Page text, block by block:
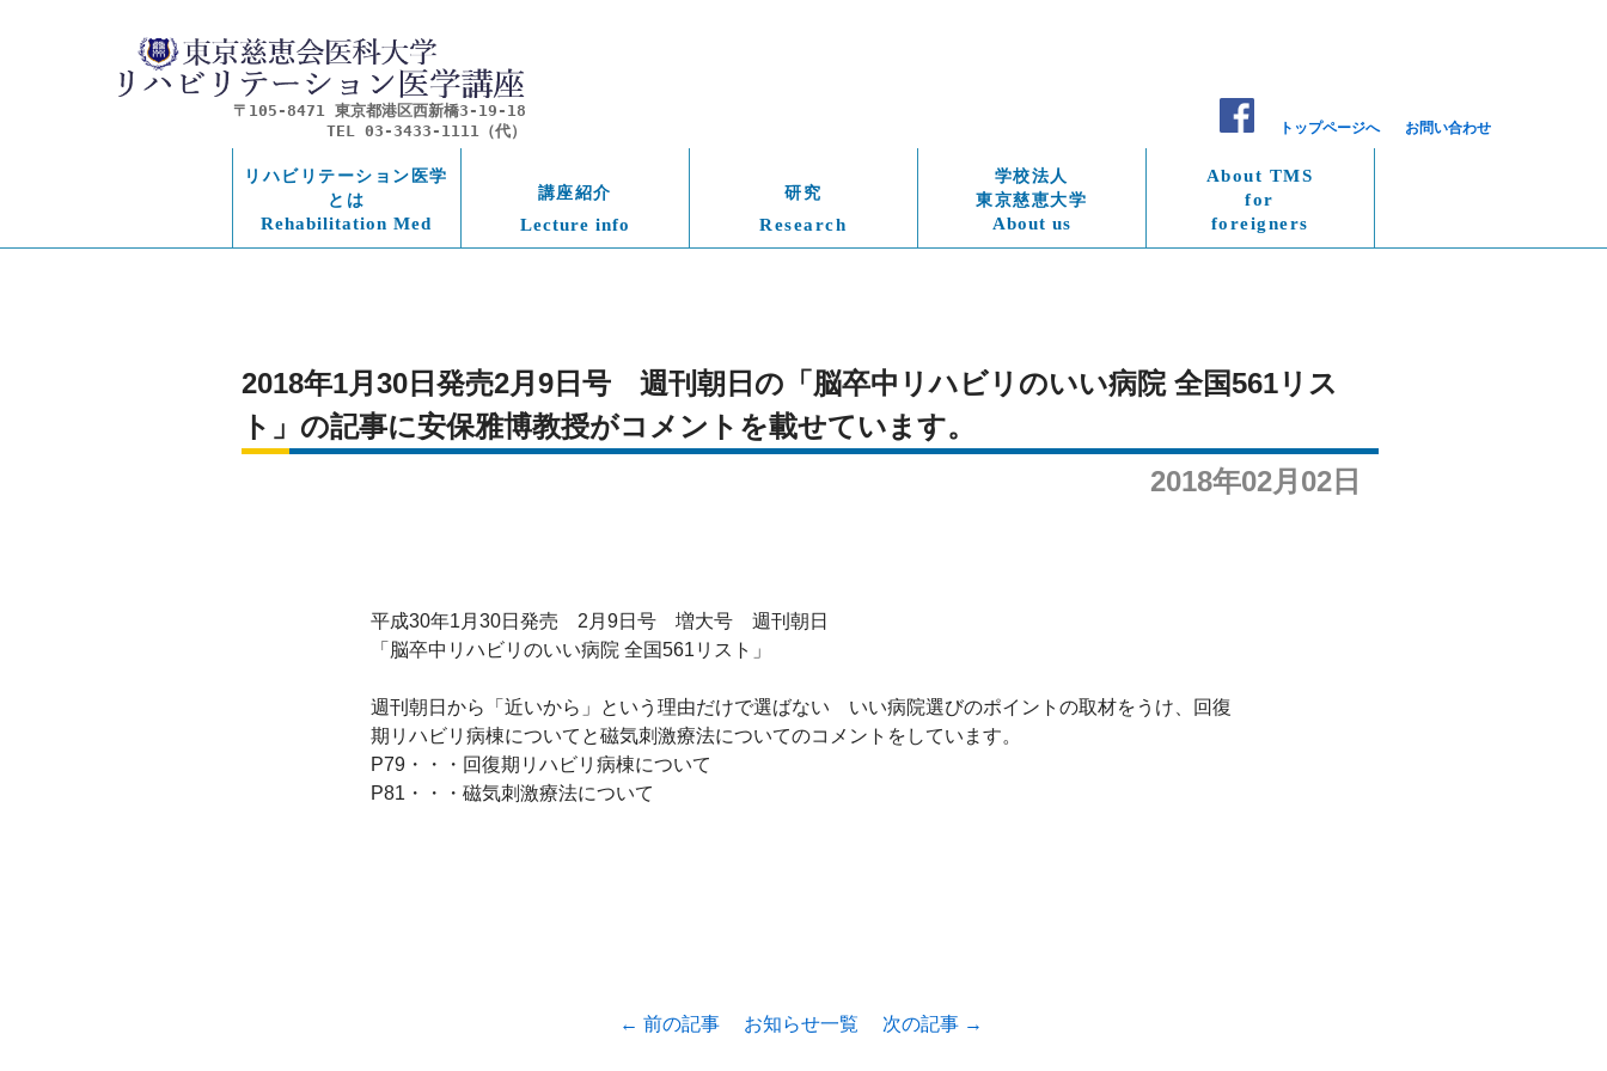
〒105-8471 東京都港区西新橋3-19-18
TEL 03-3433-1111（代）
トップページへ お問い合わせ
リハビリテーション医学
とは
Rehabilitation Med
講座紹介
Lecture info
研究
Research
学校法人
東京慈恵大学
About us
About TMS
for
foreigners
2018年1月30日発売2月9日号　週刊朝日の「脳卒中リハビリのいい病院 全国561リス
ト」の記事に安保雅博教授がコメントを載せています。
2018年02月02日
平成30年1月30日発売　2月9日号　増大号　週刊朝日
「脳卒中リハビリのいい病院 全国561リスト」
週刊朝日から「近いから」という理由だけで選ばない　いい病院選びのポイントの取材をうけ、回復
期リハビリ病棟についてと磁気刺激療法についてのコメントをしています。
P79・・・回復期リハビリ病棟について
P81・・・磁気刺激療法について
← 前の記事 お知らせ一覧 次の記事 →